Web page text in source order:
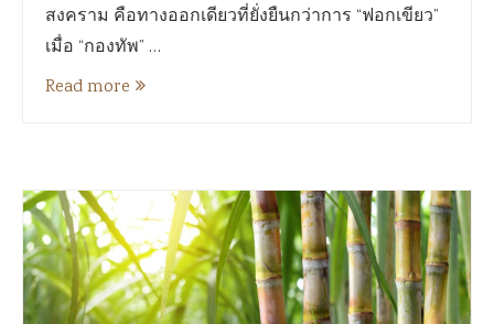
สงคราม คือทางออกเดียวที่ยั่งยืนกว่าการ “ฟอกเขียว”
เมื่อ “กองทัพ” …
Read more